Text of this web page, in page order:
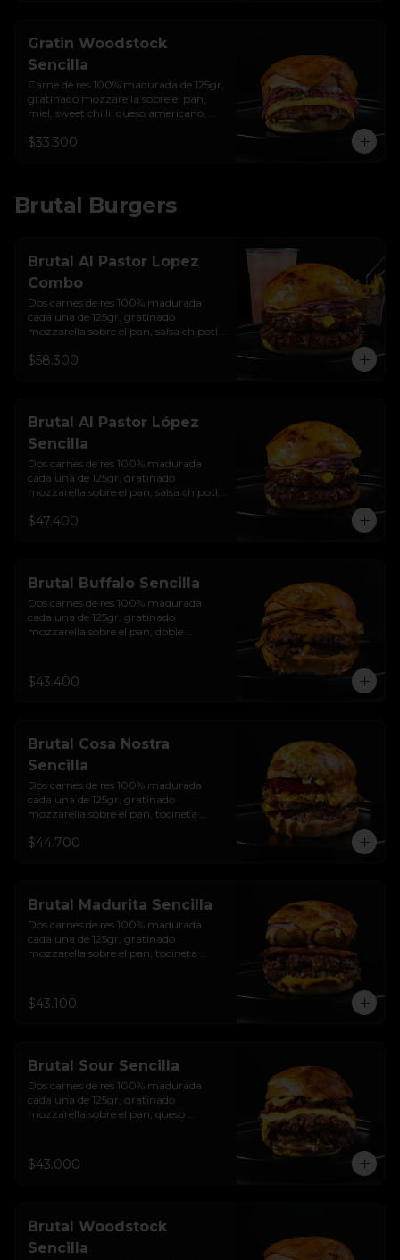
Gratin Woodstock
Sencilla
Carne de res 100% madurada de 125gr,
gratinado mozzarella sobre el pan,
miel, sweet chilli, queso americano,
encurtido de cebolla, salsa de ajo y pan
$33.300
Brutal Burgers
Brutal Al Pastor Lopez
Combo
Dos carnes de res 100% madurada
cada una de 125gr, gratinado
mozzarella sobre el pan, salsa chipotle
tostada de maíz crujiente, cilantro,
$58.300
Brutal Al Pastor López
Sencilla
Dos carnes de res 100% madurada
cada una de 125gr, gratinado
mozzarella sobre el pan, salsa chipotle
tostada de maíz crujiente, cilantro,
$47.400
Brutal Buffalo Sencilla
Dos carnes de res 100% madurada
cada una de 125gr, gratinado
mozzarella sobre el pan, doble
caramelizada, Salsa Buffalo levemente
picante y pan brioche sellado.
$43.400
Brutal Cosa Nostra
Sencilla
Dos carnes de res 100% madurada
cada una de 125gr, gratinado
mozzarella sobre el pan, tocineta
queso cheddar, cebolla crocante,
$44.700
Brutal Madurita Sencilla
Dos carnes de res 100% madurada
cada una de 125gr, gratinado
mozzarella sobre el pan, tocineta
panko, encurtido de cebolla morada,
sour cream de sriracha levemente
$43.100
Brutal Sour Sencilla
Dos carnes de res 100% madurada
cada una de 125gr, gratinado
mozzarella sobre el pan, queso
sriracha, salsa rosada de pepinillos y
pan brioche sellado.
$43.000
Brutal Woodstock
Sencilla